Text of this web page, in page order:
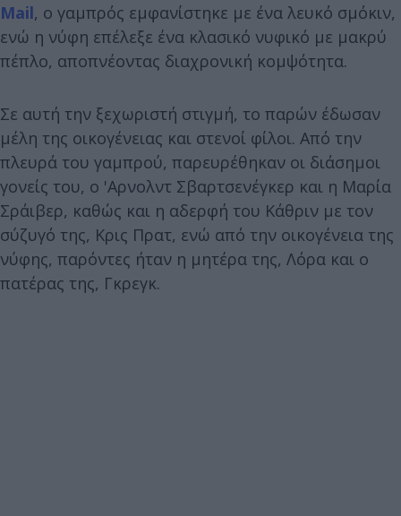
Mail, o γαμπρός εμφανίστηκε με ένα λευκό σμόκιν,
ενώ η νύφη επέλεξε ένα κλασικό νυφικό με μακρύ
πέπλο, αποπνέοντας διαχρονική κομψότητα.
Σε αυτή την ξεχωριστή στιγμή, το παρών έδωσαν
μέλη της οικογένειας και στενοί φίλοι. Από την
πλευρά του γαμπρού, παρευρέθηκαν οι διάσημοι
γονείς του, ο 'Αρνολντ Σβαρτσενέγκερ και η Μαρία
Σράιβερ, καθώς και η αδερφή του Κάθριν με τον
σύζυγό της, Κρις Πρατ, ενώ από την οικογένεια της
νύφης, παρόντες ήταν η μητέρα της, Λόρα και ο
πατέρας της, Γκρεγκ.